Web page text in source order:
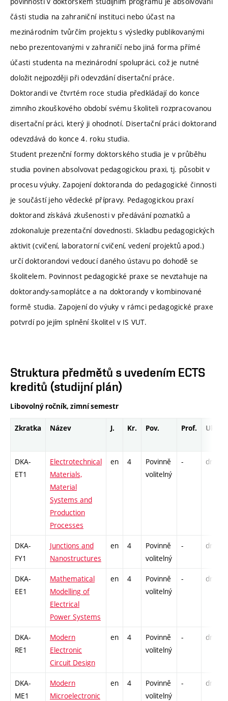
části studia na zahraniční instituci nebo účast na
mezinárodním tvůrčím projektu s výsledky publikovanými
nebo prezentovanými v zahraničí nebo jiná forma přímé
účasti studenta na mezinárodní spolupráci, což je nutné
doložit nejpozději při odevzdání disertační práce.
Doktorandi ve čtvrtém roce studia předkládají do konce
zimního zkouškového období svému školiteli rozpracovanou
disertační práci, který ji ohodnotí. Disertační práci doktorand
odevzdává do konce 4. roku studia.
Student prezenční formy doktorského studia je v průběhu
studia povinen absolvovat pedagogickou praxi, tj. působit v
procesu výuky. Zapojení doktoranda do pedagogické činnosti
je součástí jeho vědecké přípravy. Pedagogickou praxí
doktorand získává zkušenosti v předávání poznatků a
zdokonaluje prezentační dovednosti. Skladbu pedagogických
aktivit (cvičení, laboratorní cvičení, vedení projektů apod.)
určí doktorandovi vedoucí daného ústavu po dohodě se
školitelem. Povinnost pedagogické praxe se nevztahuje na
doktorandy-samoplátce a na doktorandy v kombinované
formě studia. Zapojení do výuky v rámci pedagogické praxe
potvrdí po jejím splnění školitel v IS VUT.
Struktura předmětů s uvedením ECTS
kreditů (studijní plán)
Libovolný ročník, zimní semestr
Zkratka Název J. Kr. Pov. Prof. Uk.
DKA-
ET1
Electrotechnical
Materials,
Material
Systems and
Production
Processes
en 4
Povinně
volitelný
- drzk
DKA-
FY1
Junctions and
Nanostructures
en 4
Povinně
volitelný
- drzk
DKA-
EE1
Mathematical
Modelling of
Electrical
Power Systems
en 4
Povinně
volitelný
- drzk
DKA-
RE1
Modern
Electronic
Circuit Design
en 4
Povinně
volitelný
- drzk
DKA-
ME1
Modern
Microelectronic
en 4
Povinně
volitelný
- drzk